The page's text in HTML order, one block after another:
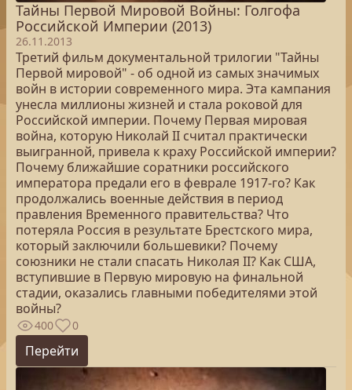
Тайны Первой Мировой Войны: Голгофа
Российской Империи (2013)
26.11.2013
Третий фильм документальной трилогии "Тайны
Первой мировой" - об одной из самых значимых
войн в истории современного мира. Эта кампания
унесла миллионы жизней и стала роковой для
Российской империи. Почему Первая мировая
война, которую Николай II считал практически
выигранной, привела к краху Российской империи?
Почему ближайшие соратники российского
императора предали его в феврале 1917-го? Как
продолжались военные действия в период
правления Временного правительства? Что
потеряла Россия в результате Брестского мира,
который заключили большевики? Почему
союзники не стали спасать Николая II? Как США,
вступившие в Первую мировую на финальной
стадии, оказались главными победителями этой
войны?
400 0
Перейти